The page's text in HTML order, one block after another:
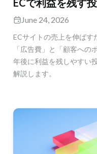
ECで利益を残す
June 24, 2026
ECサイトの売上を伸ばす
「広告費」と「顧客への
年後に利益を残しやすい
解説します。